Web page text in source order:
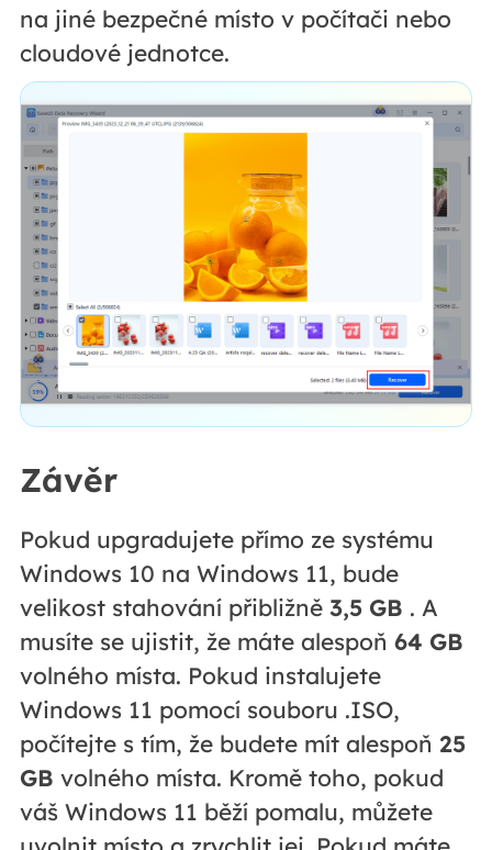
na jiné bezpečné místo v počítači nebo
cloudové jednotce.
Závěr
Pokud upgradujete přímo ze systému
Windows 10 na Windows 11, bude
velikost stahování přibližně 3,5 GB . A
musíte se ujistit, že máte alespoň 64 GB
volného místa. Pokud instalujete
Windows 11 pomocí souboru .ISO,
počítejte s tím, že budete mít alespoň 25
GB volného místa. Kromě toho, pokud
váš Windows 11 běží pomalu, můžete